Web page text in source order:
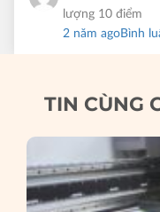
lượng 10 điểm
2 năm agoBình
TIN CÙNG